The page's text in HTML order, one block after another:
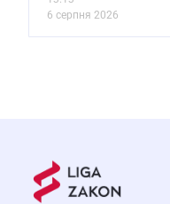
6 серпня 2026